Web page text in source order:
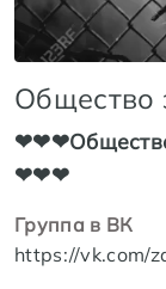
Общество
❤❤❤
Группа в ВК
https://vk.com/